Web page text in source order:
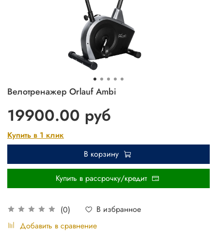
Велотренажер Orlauf Ambi
(0)
В избранное
Добавить в сравнение
19900.00 руб
Купить в 1 клик
В корзину
Купить в рассрочку/кредит